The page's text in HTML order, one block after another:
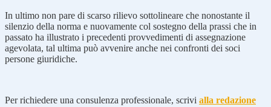
In ultimo non pare di scarso rilievo sottolineare che nonostante il
silenzio della norma e nuovamente col sostegno della prassi che in
passato ha illustrato i precedenti provvedimenti di assegnazione
agevolata, tal ultima può avvenire anche nei confronti dei soci
persone giuridiche.
Per richiedere una consulenza professionale, scrivi alla redazione